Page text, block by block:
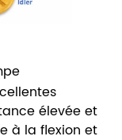
élevée et
à la flexion et